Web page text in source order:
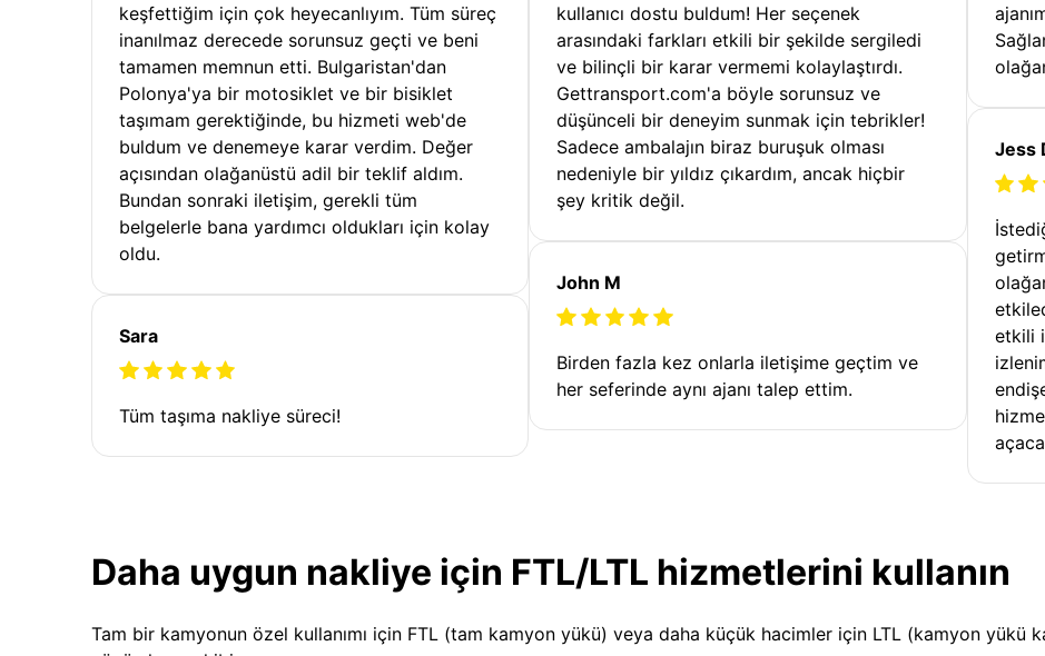
keşfettiğim için çok heyecanlıyım. Tüm süreç
inanılmaz derecede sorunsuz geçti ve beni
tamamen memnun etti. Bulgaristan'dan
Polonya'ya bir motosiklet ve bir bisiklet
taşımam gerektiğinde, bu hizmeti web'de
buldum ve denemeye karar verdim. Değer
açısından olağanüstü adil bir teklif aldım.
Bundan sonraki iletişim, gerekli tüm
belgelerle bana yardımcı oldukları için kolay
oldu.
Sara
Tüm taşıma nakliye süreci!
kullanıcı dostu buldum! Her seçenek
arasındaki farkları etkili bir şekilde sergiledi
ve bilinçli bir karar vermemi kolaylaştırdı.
Gettransport.com'a böyle sorunsuz ve
düşünceli bir deneyim sunmak için tebrikler!
Sadece ambalajın biraz buruşuk olması
nedeniyle bir yıldız çıkardım, ancak hiçbir
şey kritik değil.
John M
Birden fazla kez onlarla iletişime geçtim ve
her seferinde aynı ajanı talep ettim.
Jess
etkili
Daha uygun nakliye için FTL/LTL hizmetlerini kullanın
Tam bir kamyonun özel kullanımı için FTL (tam kamyon yükü) veya daha küçük hacimler için LTL (kamyon yükü